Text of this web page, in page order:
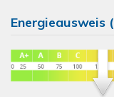
Energieausweis